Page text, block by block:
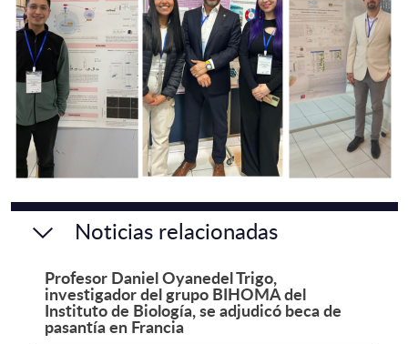
Noticias relacionadas
Profesor Daniel Oyanedel Trigo,
investigador del grupo BIHOMA del
Instituto de Biología, se adjudicó beca de
pasantía en Francia